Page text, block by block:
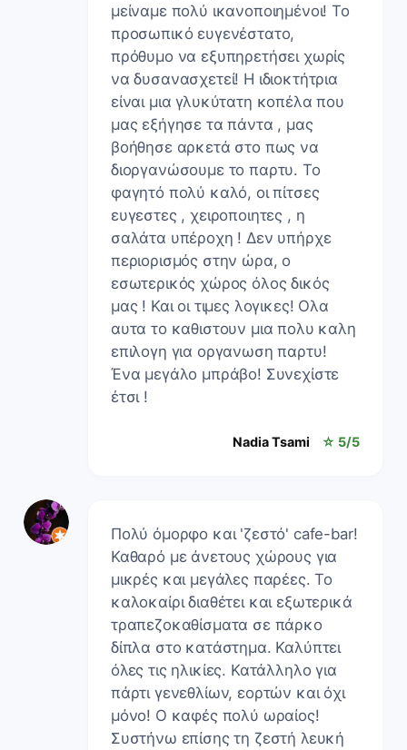
μείναμε πολύ ικανοποιημένοι! Το
προσωπικό ευγενέστατο,
πρόθυμο να εξυπηρετήσει χωρίς
να δυσανασχετεί! Η ιδιοκτήτρια
είναι μια γλυκύτατη κοπέλα που
μας εξήγησε τα πάντα , μας
βοήθησε αρκετά στο πως να
διοργανώσουμε το παρτυ. Το
φαγητό πολύ καλό, οι πίτσες
ευγεστες , χειροποιητες , η
σαλάτα υπέροχη ! Δεν υπήρχε
περιορισμός στην ώρα, ο
εσωτερικός χώρος όλος δικός
μας ! Και οι τιμες λογικες! Ολα
αυτα το καθιστουν μια πολυ καλη
επιλογη για οργανωση παρτυ!
Ένα μεγάλο μπράβο! Συνεχίστε
έτσι !
Nadia Tsami ☆ 5/5
Πολύ όμορφο και 'ζεστό' cafe-bar!
Καθαρό με άνετους χώρους για
μικρές και μεγάλες παρέες. Το
καλοκαίρι διαθέτει και εξωτερικά
τραπεζοκαθίσματα σε πάρκο
δίπλα στο κατάστημα. Καλύπτει
όλες τις ηλικίες. Κατάλληλο για
πάρτι γενεθλίων, εορτών και όχι
μόνο! Ο καφές πολύ ωραίος!
Συστήνω επίσης τη ζεστή λευκή